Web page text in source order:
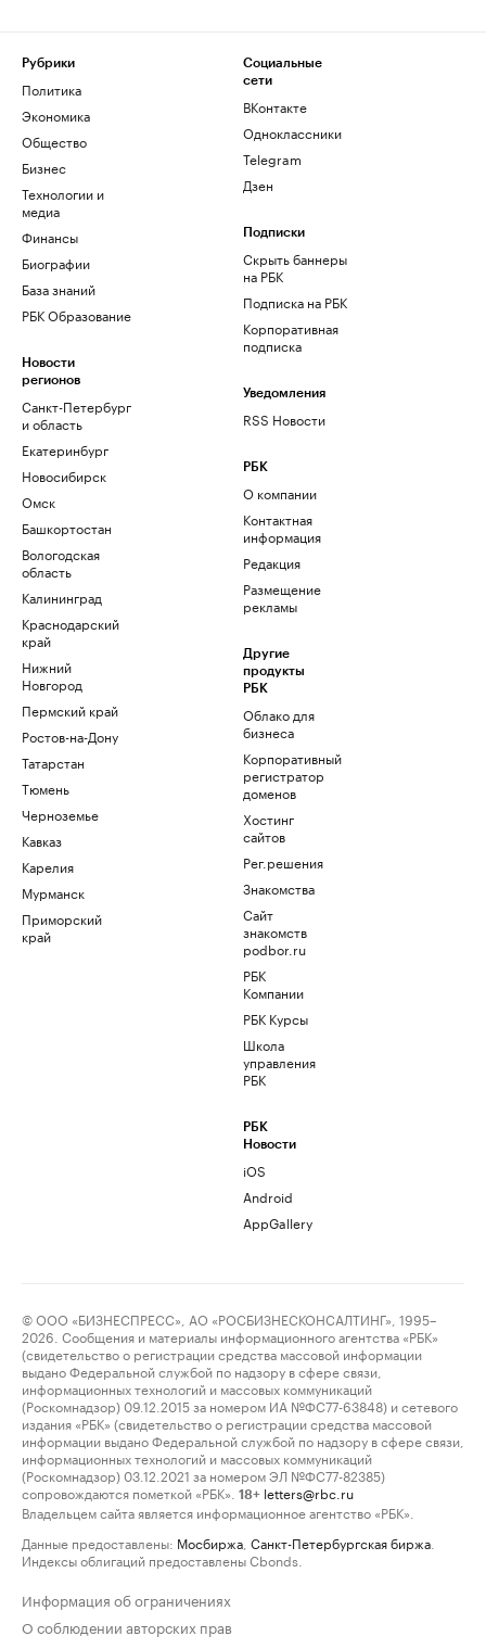
Рубрики
Политика
Экономика
Общество
Бизнес
Технологии и
медиа
Финансы
Биографии
База знаний
РБК Образование
Новости
регионов
Санкт-Петербург
и область
Екатеринбург
Новосибирск
Омск
Башкортостан
Вологодская
область
Калининград
Краснодарский
край
Нижний
Новгород
Пермский край
Ростов-на-Дону
Татарстан
Тюмень
Черноземье
Кавказ
Карелия
Мурманск
Приморский
край
Социальные
сети
ВКонтакте
Одноклассники
Telegram
Дзен
Подписки
Скрыть баннеры
на РБК
Подписка на РБК
Корпоративная
подписка
Уведомления
RSS Новости
РБК
О компании
Контактная
информация
Редакция
Размещение
рекламы
Другие
продукты
РБК
Облако для
бизнеса
Корпоративный
регистратор
доменов
Хостинг
сайтов
Рег.решения
Знакомства
Сайт
знакомств
podbor.ru
РБК
Компании
РБК Курсы
Школа
управления
РБК
РБК
Новости
iOS
Android
AppGallery
© ООО «БИЗНЕСПРЕСС», АО «РОСБИЗНЕСКОНСАЛТИНГ», 1995–
2026. Сообщения и материалы информационного агентства «РБК»
(свидетельство о регистрации средства массовой информации
выдано Федеральной службой по надзору в сфере связи,
информационных технологий и массовых коммуникаций
(Роскомнадзор) 09.12.2015 за номером ИА №ФС77-63848) и сетевого
издания «РБК» (свидетельство о регистрации средства массовой
информации выдано Федеральной службой по надзору в сфере связи,
информационных технологий и массовых коммуникаций
(Роскомнадзор) 03.12.2021 за номером ЭЛ №ФС77-82385)
сопровождаются пометкой «РБК».
18+ letters@rbc.ru
Владельцем сайта является информационное агентство «РБК».
Данные предоставлены: Мосбиржа Санкт-Петербургская биржа
Индексы облигаций предоставлены Cbonds.
Информация об ограничениях
О соблюдении авторских прав